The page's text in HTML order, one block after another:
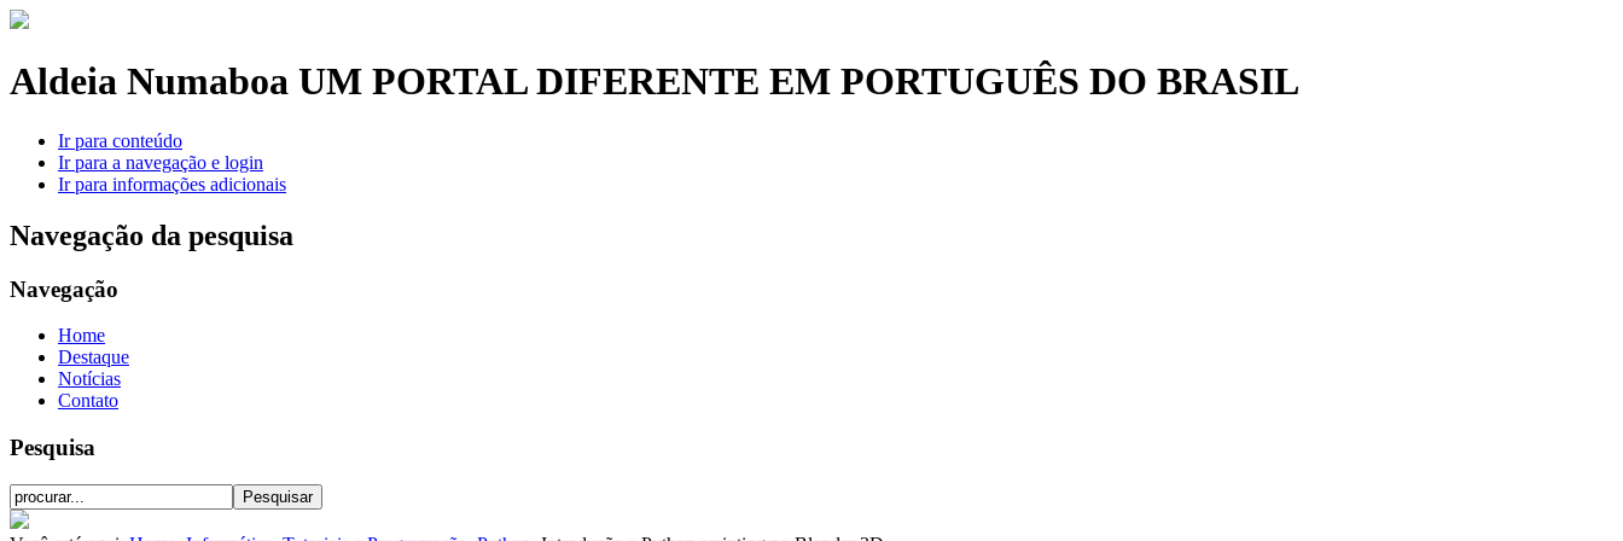
Aldeia Numaboa UM PORTAL DIFERENTE EM PORTUGUÊS DO BRASIL
Ir para conteúdo
Ir para a navegação e login
Ir para informações adicionais
Navegação da pesquisa
Navegação
Home
Destaque
Notícias
Contato
Pesquisa